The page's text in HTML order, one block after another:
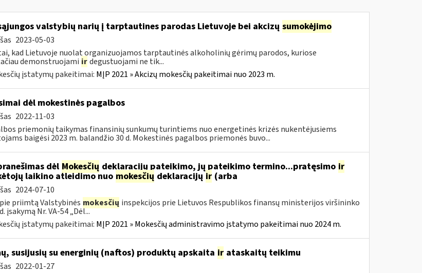
valstybių narių į tarptautines parodas Lietuvoje bei akcizų sumokėjimo
2023-05-03
kad Lietuvoje nuolat organizuojamos tarptautinės alkoholinių gėrimų parodos, kuriose
demonstruojami ir degustuojami ne tik...
įstatymų pakeitimai: MĮP 2021 » Akcizų mokesčių pakeitimai nuo 2023 m.
dėl mokestinės pagalbos
2022-11-03
priemonių taikymas finansinių sunkumų turintiems nuo energetinės krizės nukentėjusiems
baigėsi 2023 m. balandžio 30 d. Mokestinės pagalbos priemonės buvo...
dėl Mokesčių deklaracijų pateikimo, jų pateikimo termino...pratęsimo ir
laikino atleidimo nuo mokesčių deklaracijų ir(arba
2024-07-10
priimtą Valstybinės mokesčių inspekcijos prie Lietuvos Respublikos finansų ministerijos viršininko
įsakymą Nr. VA-54 „Dėl...
įstatymų pakeitimai: MĮP 2021 » Mokesčių administravimo įstatymo pakeitimai nuo 2024 m.
susijusių su energinių (naftos) produktų apskaita irataskaitų teikimu
2022-01-27